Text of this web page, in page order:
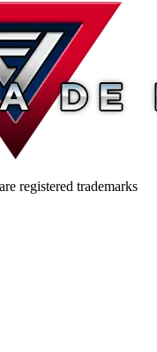
registered trademarks